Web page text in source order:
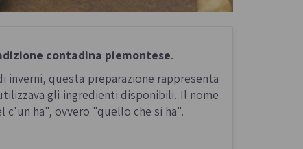
contadina piemontese.
questa preparazione rappresenta
gli ingredienti disponibili. Il nome
c'un ha", ovvero "quello che si ha".